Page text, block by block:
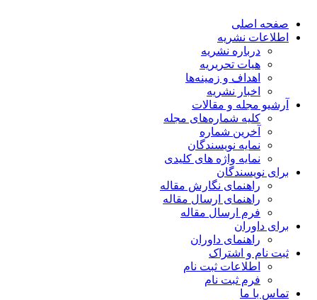
صفحه اصلی
اطلاعات نشریه
درباره نشریه
هیات تحریریه
اهداف و زمینه‌ها
اخبار نشریه
آرشیو مجله و مقالات
کلیه شماره‌های مجله
آخرین شماره
نمایه نویسندگان
نمایه واژه های کلیدی
برای نویسندگان
راهنمای نگارش مقاله
راهنمای ارسال مقاله
فرم ارسال مقاله
برای داوران
راهنمای داوران
ثبت نام و اشتراک
اطلاعات ثبت نام
فرم ثبت نام
تماس با ما